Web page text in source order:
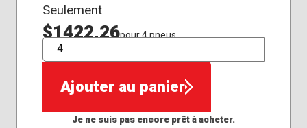
Seulement
$1422,26pour 4 pneus
QTÉ
Ajouter au panier
Je ne suis pas encore prêt à acheter.